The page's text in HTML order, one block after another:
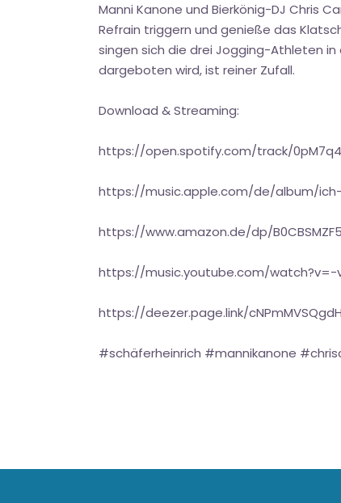
Manni Kanone und Bierkönig-DJ Chris
Refrain triggern und genieße das
singen sich die drei Jogging-Athleten
dargeboten wird, ist reiner Zufall.
Download & Streaming:
https://open.spotify.com/track/
https://music.apple.com/de/album/
https://www.amazon.de/dp/
https://music.youtube.com/watch?v=-
https://deezer.page.link/
#schäferheinrich #mannikanone